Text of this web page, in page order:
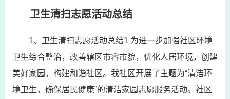
卫生清扫志愿活动总结
1、卫生清扫志愿活动总结1 为进一步加强社区环境
卫生综合整治，改善辖区市容市貌，优化人居环境，创建
美好家园，构建和谐社区。我社区开展了主题为“清洁环
境卫生，确保居民健康”的清洁家园志愿服务活动。社区